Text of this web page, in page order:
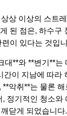
상 이상의 스트
된 점은, 하수구
이 있다는 것입
대**와 **변기**는
간이 지남에 따라
악취**는 물론 해
정기적인 청소와
닫게 되었습니다.